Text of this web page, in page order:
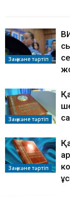
Заң және тәртіп
Заң және тәртіп
Заң және тәртіп